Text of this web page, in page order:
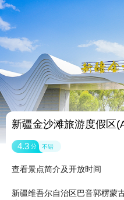
新疆金沙滩旅游度假区
4.3 分 不错
查看景点简介及开放时间
新疆维吾尔自治区巴音郭楞蒙
